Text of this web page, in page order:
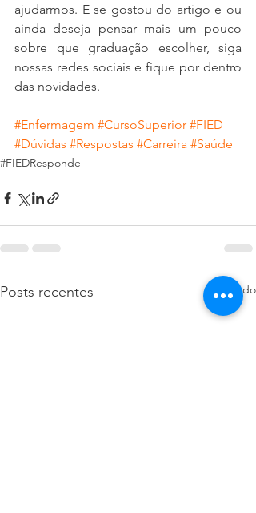
ajudarmos. E se gostou do artigo e ou
ainda deseja pensar mais um pouco
sobre que graduação escolher, siga
nossas redes sociais e fique por dentro
das novidades.
#Enfermagem #CursoSuperior #FIED
#Dúvidas #Respostas #Carreira #Saúde
#FIEDResponde
Posts recentes Ver tudo